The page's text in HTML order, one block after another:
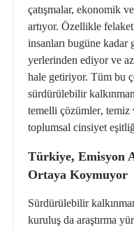
çatışmalar, ekonomik
artıyor. Özellikle
insanları bugüne
yerlerinden ediyor ve
hale getiriyor. Tüm bu
sürdürülebilir
temelli çözümler, temiz
toplumsal cinsiyet
Türkiye, Emisyon
Ortaya Koymuyor
Sürdürülebilir
kuruluş da araştırma